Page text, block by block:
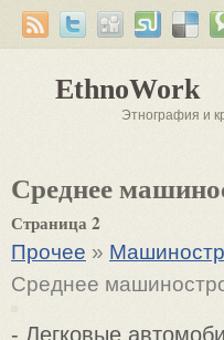
EthnoWork
Этнография и
Среднее
Страница 2
Прочее »
Среднее
- Легковые